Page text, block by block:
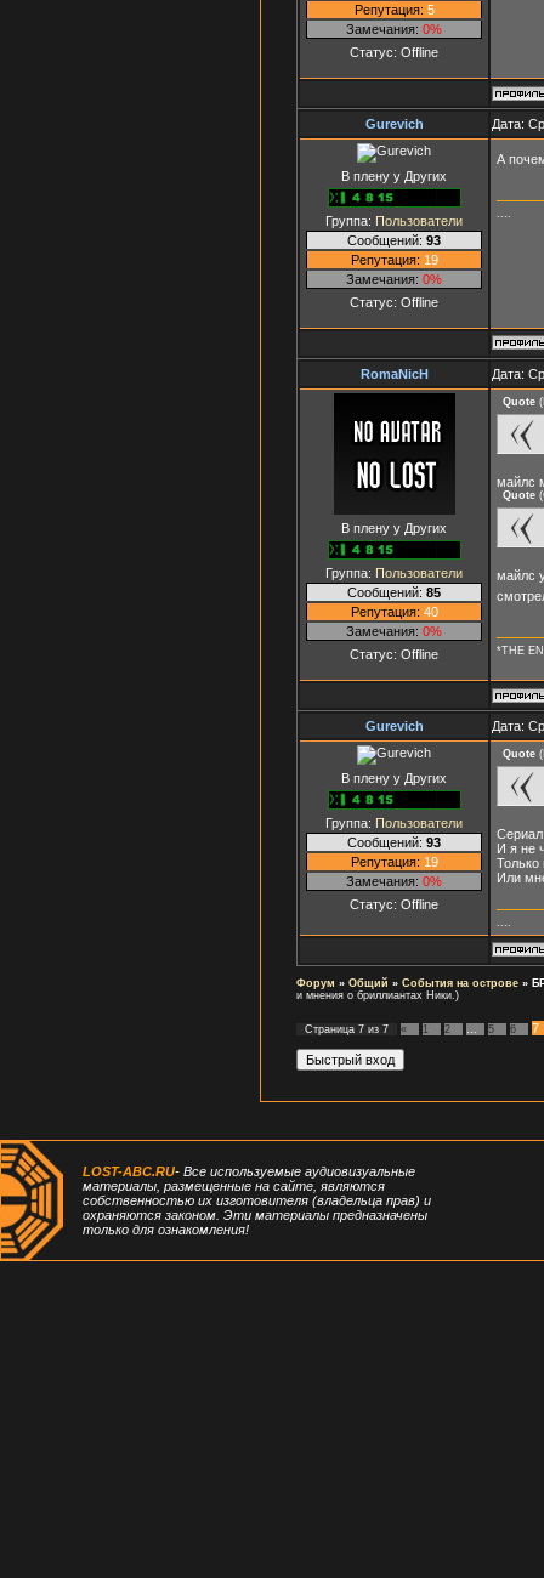
Репутация: 5
Замечания: 0%
Статус: Offline
Gurevich Дата:
В плену у Других
Группа: Пользователи
Сообщений: 93
Репутация: 19
Замечания: 0%
Статус: Offline
А
RomaNicH Дата:
В плену у Других
Группа: Пользователи
Сообщений: 85
Репутация: 40
Замечания: 0%
Статус: Offline
Quote (
майлс
Quote (
майлс
*THE
Gurevich Дата:
В плену у Других
Группа: Пользователи
Сообщений: 93
Репутация: 19
Замечания: 0%
Статус: Offline
Quote (
И я не
Только
Или
Форум » Общий » События на острове »
и мнения о бриллиантах Ники.)
Страница 7 из 7 « 1 2 5 6 7
LOST-ABC.RU- Все используемые аудиовизуальные
материалы, размещенные на сайте, являются
собственностью их изготовителя (владельца прав) и
охраняются законом. Эти материалы предназначены
только для ознакомления!